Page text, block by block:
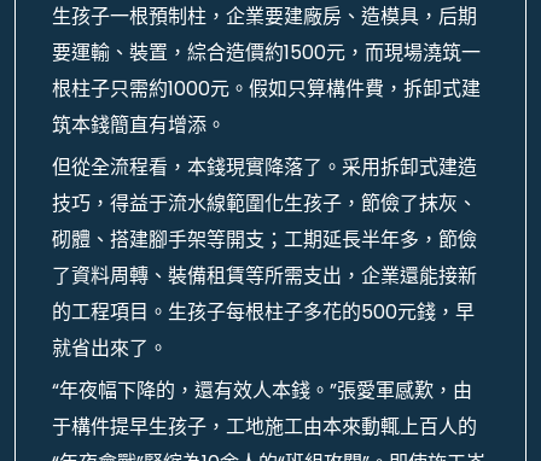
生孩子一根預制柱，企業要建廠房、造模具，后期
要運輸、裝置，綜合造價約1500元，而現場澆筑一
根柱子只需約1000元。假如只算構件費，拆卸式建
筑本錢簡直有增添。
但從全流程看，本錢現實降落了。采用拆卸式建造
技巧，得益于流水線範圍化生孩子，節儉了抹灰、
砌體、搭建腳手架等開支；工期延長半年多，節儉
了資料周轉、裝備租賃等所需支出，企業還能接新
的工程項目。生孩子每根柱子多花的500元錢，早
就省出來了。
“年夜幅下降的，還有效人本錢。”張愛軍感歎，由
于構件提早生孩子，工地施工由本來動輒上百人的